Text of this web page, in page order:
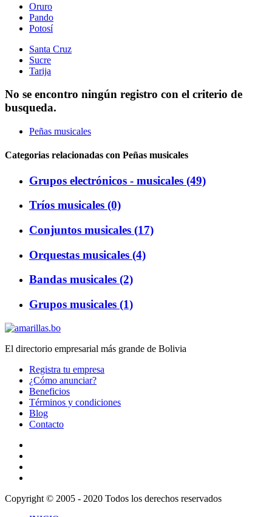
Oruro
Pando
Potosí
Santa Cruz
Sucre
Tarija
No se encontro ningún registro con el criterio de
busqueda.
Peñas musicales
Categorias relacionadas con Peñas musicales
Grupos electrónicos - musicales (49)
Tríos musicales (0)
Conjuntos musicales (17)
Orquestas musicales (4)
Bandas musicales (2)
Grupos musicales (1)
El directorio empresarial más grande de Bolivia
Registra tu empresa
¿Cómo anunciar?
Beneficios
Términos y condiciones
Blog
Contacto
Copyright © 2005 - 2020 Todos los derechos reservados